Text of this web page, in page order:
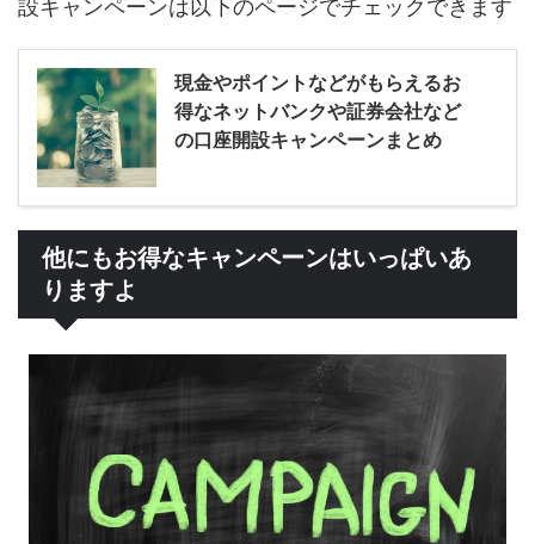
設キャンペーンは以下のページでチェックできます
現金やポイントなどがもらえるお
得なネットバンクや証券会社など
の口座開設キャンペーンまとめ
他にもお得なキャンペーンはいっぱいあ
りますよ